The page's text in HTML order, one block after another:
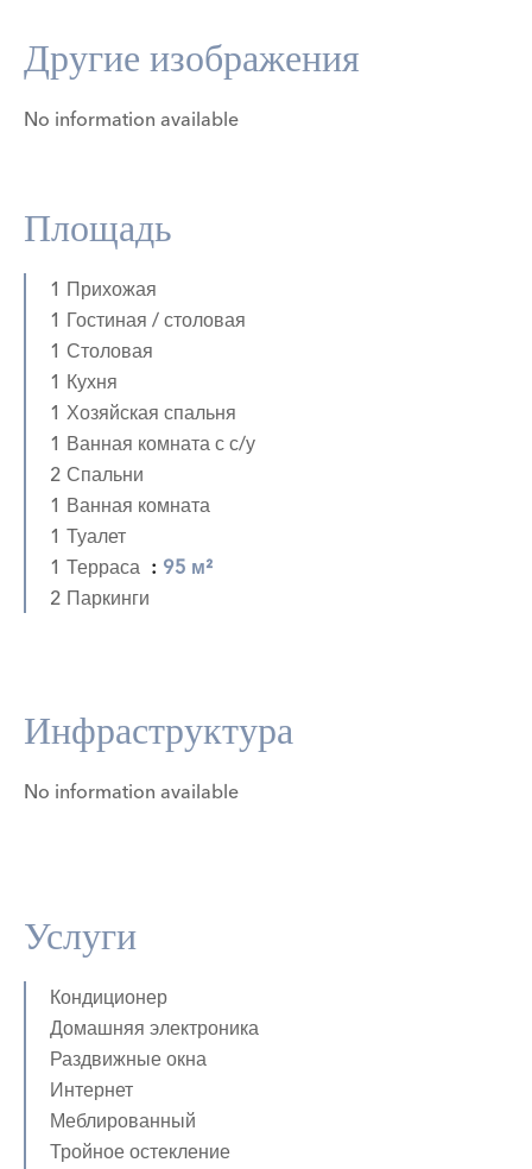
Другие изображения
No information available
Площадь
1 Прихожая
1 Гостиная / столовая
1 Столовая
1 Кухня
1 Хозяйская спальня
1 Ванная комната с с/у
2 Спальни
1 Ванная комната
1 Туалет
1 Терраса
95 м²
2 Паркинги
Инфраструктура
No information available
Услуги
Кондиционер
Домашняя электроника
Раздвижные окна
Интернет
Меблированный
Тройное остекление